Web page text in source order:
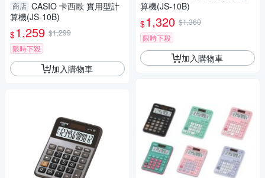
商店 CASIO 卡西歐 實用型計
算機(JS-10B)
$1,259 $1,299
限時下殺
加入購物車
算機(JS-10B)
$1,320 $1,360
限時下殺
加入購物車